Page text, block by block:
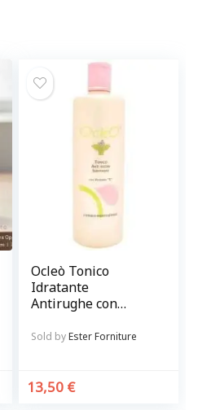
Ocleò Tonico
Idratante
Antirughe con
Sold byEster Forniture
13,50 €